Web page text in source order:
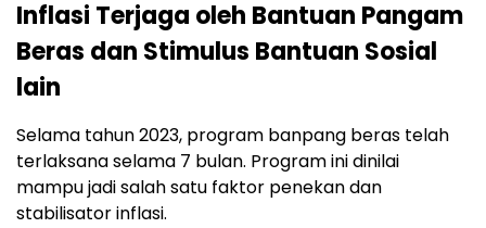
Inflasi Terjaga oleh Bantuan Pangam
Beras dan Stimulus Bantuan Sosial
lain
Selama tahun 2023, program banpang beras telah
terlaksana selama 7 bulan. Program ini dinilai
mampu jadi salah satu faktor penekan dan
stabilisator inflasi.